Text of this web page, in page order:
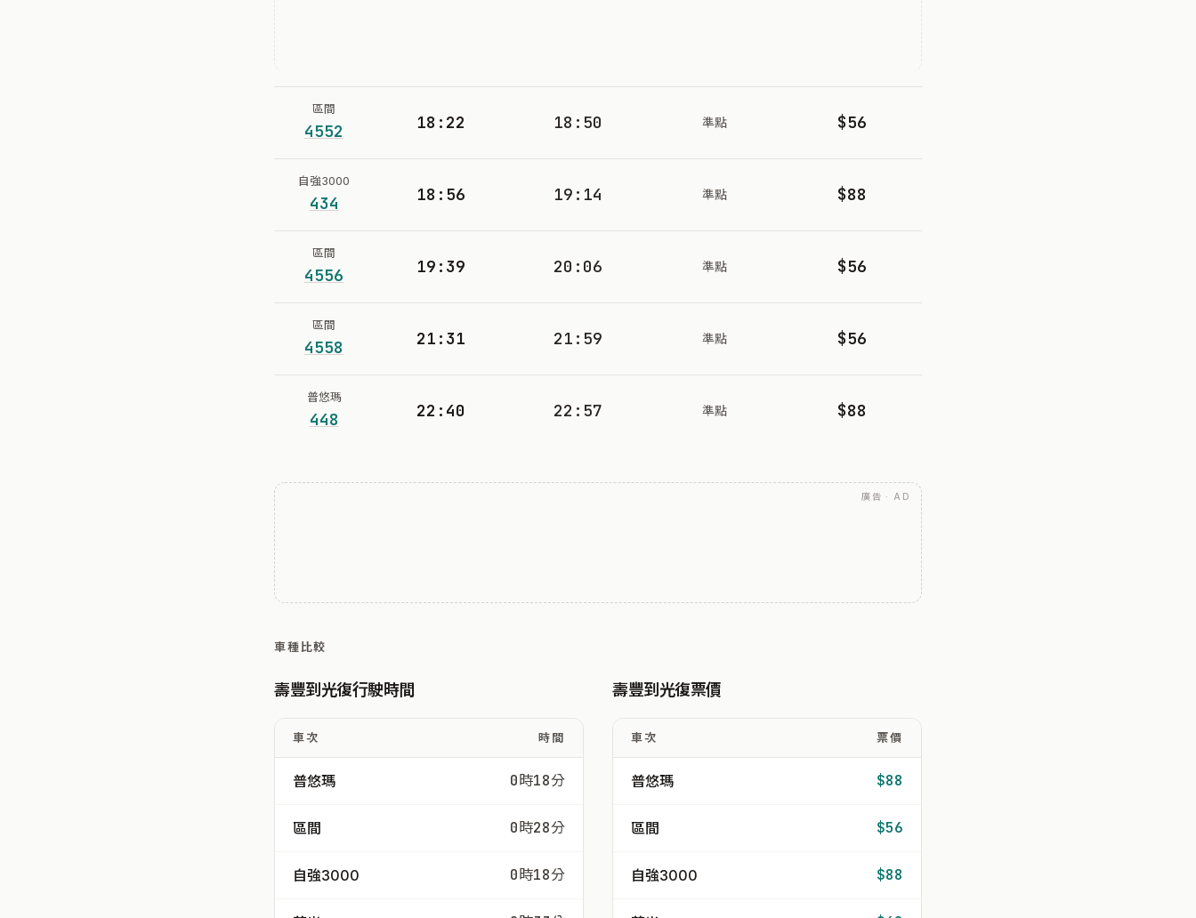
區間
4552 18:22 18:50 準點 $56
自強3000
434 18:56 19:14 準點 $88
區間
4556 19:39 20:06 準點 $56
區間
4558 21:31 21:59 準點 $56
普悠瑪
448 22:40 22:57 準點 $88
廣告 · AD
車種比較
壽豐到光復行駛時間
車次 時間
普悠瑪 0時18分
區間 0時28分
自強3000 0時18分
壽豐到光復票價
車次 票價
普悠瑪 $88
區間 $56
自強3000 $88